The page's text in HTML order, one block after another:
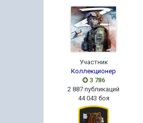
Участник
Коллекционер
3 786
2 887 публикаций
44 043 боя